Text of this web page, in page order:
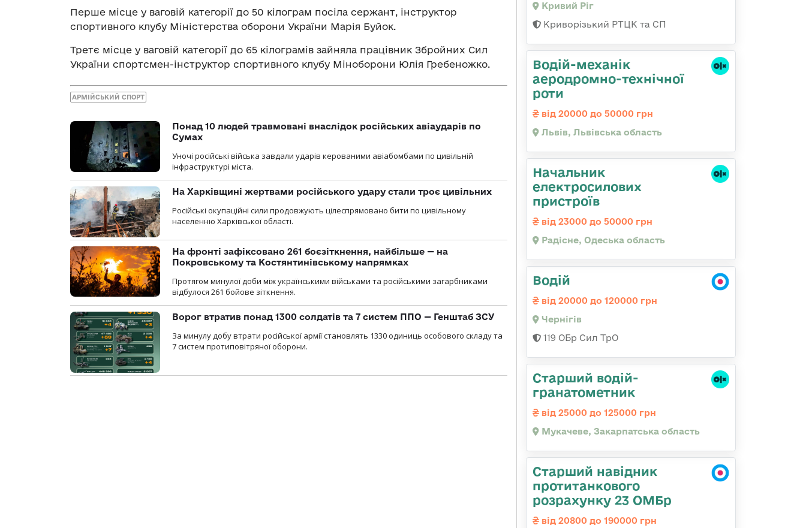
Перше місце у ваговій категорії до 50 кілограм посіла сержант, інструктор
спортивного клубу Міністерства оборони України Марія Буйок.
Третє місце у ваговій категорії до 65 кілограмів зайняла працівник Збройних Сил
України спортсмен-інструктор спортивного клубу Міноборони Юлія Гребеножко.
АРМІЙСЬКИЙ СПОРТ
Понад 10 людей травмовані внаслідок російських авіаударів по
Сумах
Уночі російські війська завдали ударів керованими авіабомбами по цивільній
інфраструктурі міста.
На Харківщині жертвами російського удару стали троє цивільних
Російські окупаційні сили продовжують цілеспрямовано бити по цивільному
населенню Харківської області.
На фронті зафіксовано 261 боєзіткнення, найбільше — на
Покровському та Костянтинівському напрямках
Протягом минулої доби між українськими військами та російськими загарбниками
відбулося 261 бойове зіткнення.
Ворог втратив понад 1300 солдатів та 7 систем ППО — Генштаб ЗСУ
За минулу добу втрати російської армії становлять 1330 одиниць особового складу та
7 систем протиповітряної оборони.
Кривий Ріг
Криворізький РТЦК та СП
Водій-механік
аеродромно-технічної
роти
від 20000 до 50000 грн
Львів, Львівська область
Начальник
електросилових
пристроїв
від 23000 до 50000 грн
Радісне, Одеська область
Водій
від 20000 до 120000 грн
Чернігів
119 ОБр Сил ТрО
Старший водій-
гранатометник
від 25000 до 125000 грн
Мукачеве, Закарпатська область
Старший навідник
протитанкового
розрахунку 23 ОМБр
від 20800 до 190000 грн